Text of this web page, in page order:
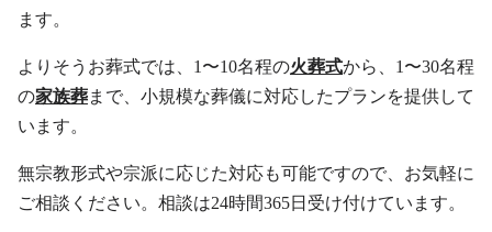
ます。
よりそうお葬式では、1〜10名程の火葬式から、1〜30名程
の家族葬まで、小規模な葬儀に対応したプランを提供して
います。
無宗教形式や宗派に応じた対応も可能ですので、お気軽に
ご相談ください。相談は24時間365日受け付けています。